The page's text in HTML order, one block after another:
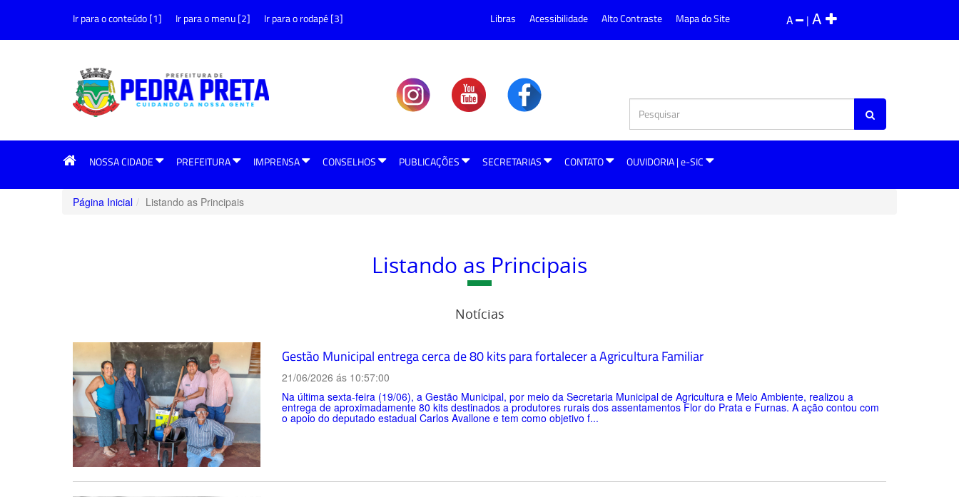
Ir para o conteúdo [1] Ir para o menu [2] Ir para o rodapé [3] A | A
Libras Acessibilidade Alto Contraste Mapa do Site
NOSSA CIDADE PREFEITURA IMPRENSA CONSELHOS PUBLICAÇÕES SECRETARIAS CONTATO OUVIDORIA | e-SIC
Página Inicial Listando as Principais
Listando as Principais
Notícias
Gestão Municipal entrega cerca de 80 kits para fortalecer a Agricultura Familiar
21/06/2026 ás 10:57:00
Na última sexta-feira (19/06), a Gestão Municipal, por meio da Secretaria Municipal de Agricultura e Meio Ambiente, realizou a
entrega de aproximadamente 80 kits destinados a produtores rurais dos assentamentos Flor do Prata e Furnas. A ação contou com
o apoio do deputado estadual Carlos Avallone e tem como objetivo f...